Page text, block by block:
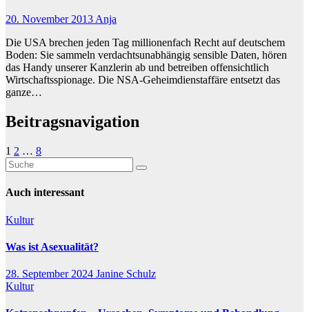
20. November 2013 Anja
Die USA brechen jeden Tag millionenfach Recht auf deutschem
Boden: Sie sammeln verdachtsunabhängig sensible Daten, hören
das Handy unserer Kanzlerin ab und betreiben offensichtlich
Wirtschaftsspionage. Die NSA-Geheimdienstaffäre entsetzt das
ganze…
Beitragsnavigation
1 2 … 8
Auch interessant
Kultur
Was ist Asexualität?
28. September 2024 Janine Schulz
Kultur